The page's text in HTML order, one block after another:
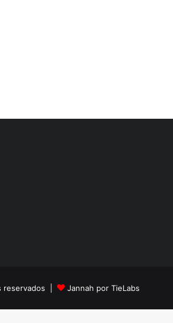
reservados | Jannah por TieLabs